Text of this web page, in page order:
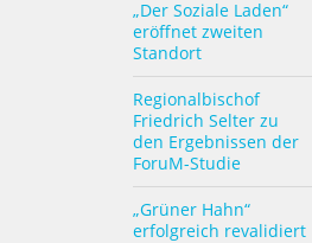
„Der Soziale Laden“
eröffnet zweiten
Standort
Regionalbischof
Friedrich Selter zu
den Ergebnissen der
ForuM-Studie
„Grüner Hahn“
erfolgreich revalidiert